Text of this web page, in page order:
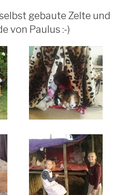
gebaute Zelte und
von Paulus :-)